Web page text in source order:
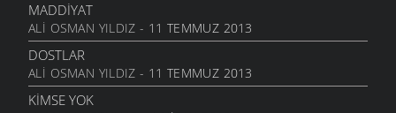
MADDIYAT
ALI OSMAN YILDIZ - 11 TEMMUZ 2013
DOSTLAR
ALI OSMAN YILDIZ - 11 TEMMUZ 2013
KIMSE YOK